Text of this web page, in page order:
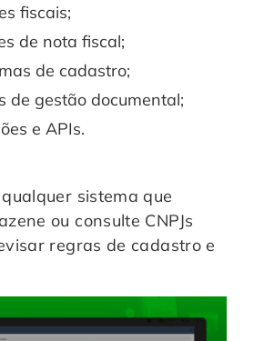
fiscais;
de nota fiscal;
de cadastro;
de gestão documental;
e APIs.
sistema que
ou consulte CNPJs
regras de cadastro e